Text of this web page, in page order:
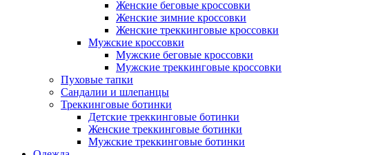
Женские беговые кроссовки
Женские зимние кроссовки
Женские треккинговые кроссовки
Мужские кроссовки
Мужские беговые кроссовки
Мужские треккинговые кроссовки
Пуховые тапки
Сандалии и шлепанцы
Треккинговые ботинки
Детские треккинговые ботинки
Женские треккинговые ботинки
Мужские треккинговые ботинки